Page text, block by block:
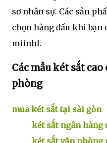
sơ nhân sự. Các sản
chọn hàng đầu khi bạn
miinhf.
Các mẫu két sắt
phòng
mua két sắt tại sài gòn
két sắt ngân hàng